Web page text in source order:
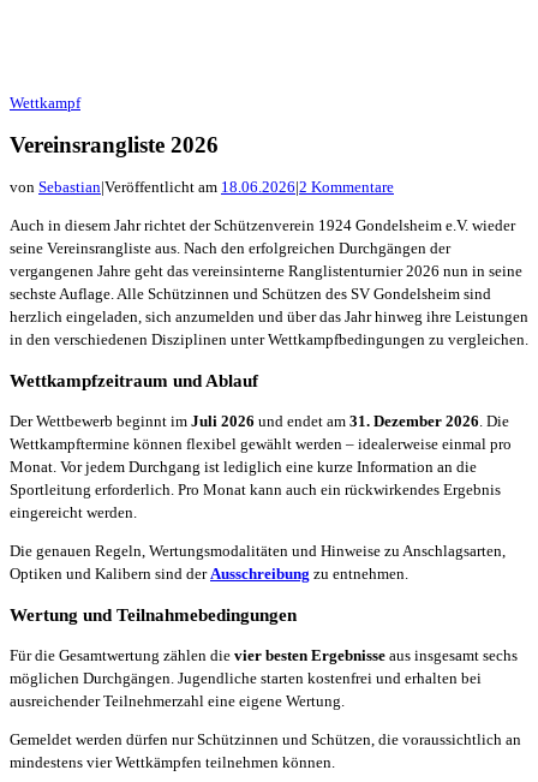
Wettkampf
Vereinsrangliste 2026
von Sebastian|Veröffentlicht am 18.06.2026|2 Kommentare
Auch in diesem Jahr richtet der Schützenverein 1924 Gondelsheim e.V. wieder
seine Vereinsrangliste aus. Nach den erfolgreichen Durchgängen der
vergangenen Jahre geht das vereinsinterne Ranglistenturnier 2026 nun in seine
sechste Auflage. Alle Schützinnen und Schützen des SV Gondelsheim sind
herzlich eingeladen, sich anzumelden und über das Jahr hinweg ihre Leistungen
in den verschiedenen Disziplinen unter Wettkampfbedingungen zu vergleichen.
Wettkampfzeitraum und Ablauf
Der Wettbewerb beginnt im Juli 2026 und endet am 31. Dezember 2026. Die
Wettkampftermine können flexibel gewählt werden – idealerweise einmal pro
Monat. Vor jedem Durchgang ist lediglich eine kurze Information an die
Sportleitung erforderlich. Pro Monat kann auch ein rückwirkendes Ergebnis
eingereicht werden.
Die genauen Regeln, Wertungsmodalitäten und Hinweise zu Anschlagsarten,
Optiken und Kalibern sind derAusschreibung zu entnehmen.
Wertung und Teilnahmebedingungen
Für die Gesamtwertung zählen die vier besten Ergebnisse aus insgesamt sechs
möglichen Durchgängen. Jugendliche starten kostenfrei und erhalten bei
ausreichender Teilnehmerzahl eine eigene Wertung.
Gemeldet werden dürfen nur Schützinnen und Schützen, die voraussichtlich an
mindestens vier Wettkämpfen teilnehmen können.